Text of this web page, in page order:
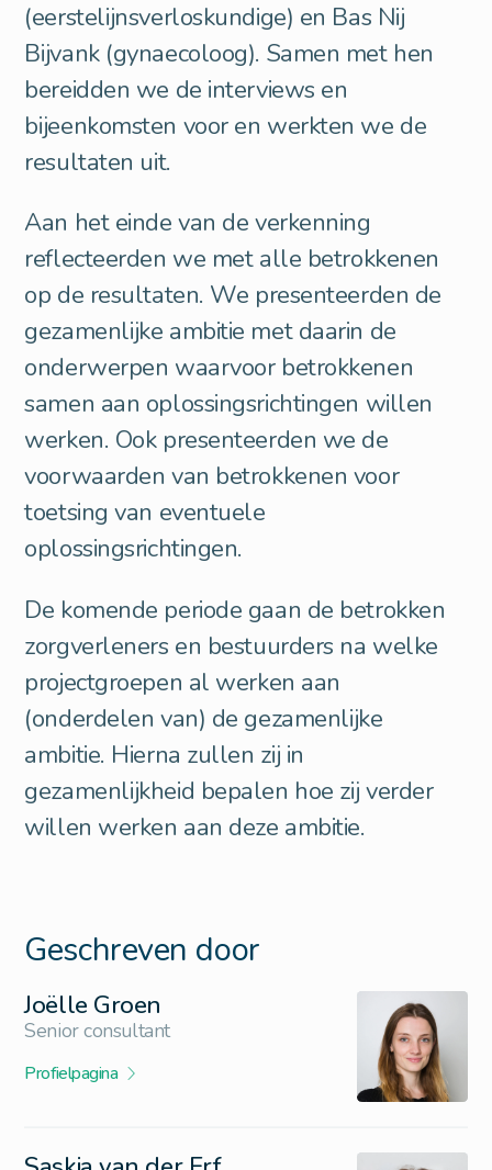
(eerstelijnsverloskundige) en Bas Nij
Bijvank (gynaecoloog). Samen met hen
bereidden we de interviews en
bijeenkomsten voor en werkten we de
resultaten uit.
Aan het einde van de verkenning
reflecteerden we met alle betrokkenen
op de resultaten. We presenteerden de
gezamenlijke ambitie met daarin de
onderwerpen waarvoor betrokkenen
samen aan oplossingsrichtingen willen
werken. Ook presenteerden we de
voorwaarden van betrokkenen voor
toetsing van eventuele
oplossingsrichtingen.
De komende periode gaan de betrokken
zorgverleners en bestuurders na welke
projectgroepen al werken aan
(onderdelen van) de gezamenlijke
ambitie. Hierna zullen zij in
gezamenlijkheid bepalen hoe zij verder
willen werken aan deze ambitie.
Geschreven door
Joëlle Groen
Senior consultant
Profielpagina